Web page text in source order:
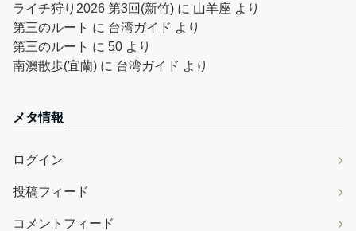
ライチ狩り2026 第3回(新竹) に 山羊座 より
第三のルート に 台湾ガイド より
第三のルート に 50 より
南澳散歩(宜蘭) に 台湾ガイド より
メタ情報
ログイン
投稿フィード
コメントフィード